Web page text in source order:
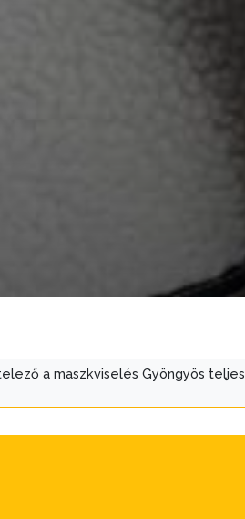
a maszkviselés Gyöngyös teljes